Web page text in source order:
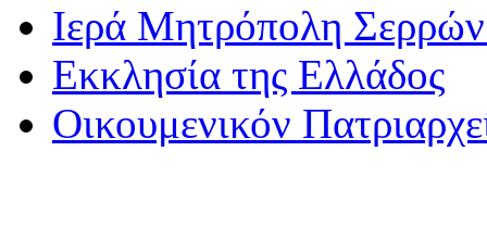
Ιερά Μητρόπολη Σερρών
Εκκλησία της Ελλάδος
Οικουμενικόν